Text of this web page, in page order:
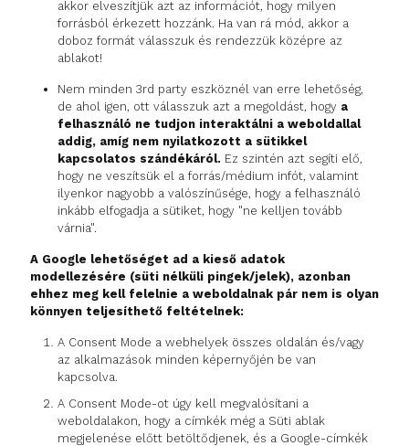
akkor elveszítjük azt az információt, hogy milyen
forrásból érkezett hozzánk. Ha van rá mód, akkor a
doboz formát válasszuk és rendezzük középre az
ablakot!
Nem minden 3rd party eszköznél van erre lehetőség,
de ahol igen, ott válasszuk azt a megoldást, hogy a
felhasználó ne tudjon interaktálni a weboldallal
addig, amíg nem nyilatkozott a sütikkel
kapcsolatos szándékáról. Ez szintén azt segíti elő,
hogy ne veszítsük el a forrás/médium infót, valamint
ilyenkor nagyobb a valószínűsége, hogy a felhasználó
inkább elfogadja a sütiket, hogy "ne kelljen tovább
várnia".
A Google lehetőséget ad a kieső adatok
modellezésére (süti nélküli pingek/jelek), azonban
ehhez meg kell felelnie a weboldalnak pár nem is olyan
könnyen teljesíthető feltételnek:
A Consent Mode a webhelyek összes oldalán és/vagy
az alkalmazások minden képernyőjén be van
kapcsolva.
A Consent Mode-ot úgy kell megvalósítani a
weboldalakon, hogy a címkék még a Süti ablak
megjelenése előtt betöltődjenek, és a Google-címkék